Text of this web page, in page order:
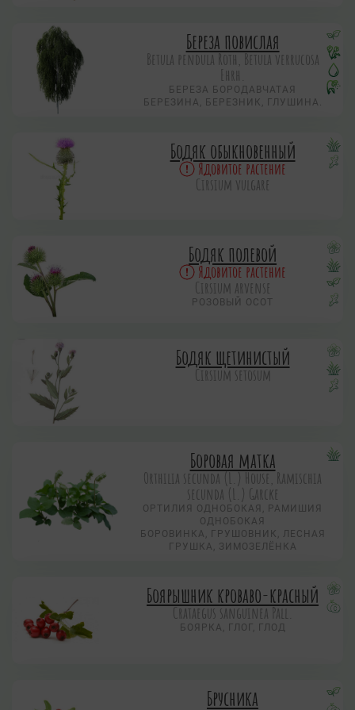
Береза повислая
Betula pendula Roth, Betula verrucosa
Ehrh.
БЕРЕЗА БОРОДАВЧАТАЯ
БЕРЕЗИНА, БЕРЕЗНИК, ГЛУШИНА.
Бодяк обыкновенный
Ядовитое растение
Cirsium vulgare
Бодяк полевой
Ядовитое растение
Cirsium arvense
РОЗОВЫЙ ОСОТ
Бодяк щетинистый
Cirsium setosum
Боровая матка
Orthilia secunda (L.) House, Ramischia
secunda (L.) Garсke
ОРТИЛИЯ ОДНОБОКАЯ, РАМИШИЯ
ОДНОБОКАЯ
БОРОВИНКА, ГРУШОВНИК, ЛЕСНАЯ
ГРУШКА, ЗИМОЗЕЛЁНКА
Боярышник кроваво-красный
Crataegus sanguinea Pall.
БОЯРКА, ГЛОГ, ГЛОД
Брусника